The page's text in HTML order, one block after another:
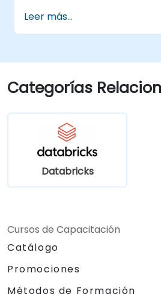
Leer más...
Categorías
Databricks
Cursos de Capacitación
Catálogo
Promociones
Métodos de Formación